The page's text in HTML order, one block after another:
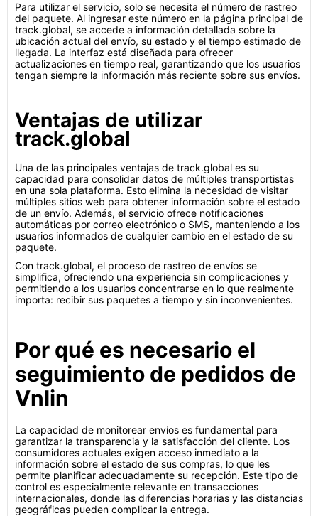
Para utilizar el servicio, solo se necesita el número de rastreo
del paquete. Al ingresar este número en la página principal de
track.global, se accede a información detallada sobre la
ubicación actual del envío, su estado y el tiempo estimado de
llegada. La interfaz está diseñada para ofrecer
actualizaciones en tiempo real, garantizando que los usuarios
tengan siempre la información más reciente sobre sus envíos.
Ventajas de utilizar
track.global
Una de las principales ventajas de track.global es su
capacidad para consolidar datos de múltiples transportistas
en una sola plataforma. Esto elimina la necesidad de visitar
múltiples sitios web para obtener información sobre el estado
de un envío. Además, el servicio ofrece notificaciones
automáticas por correo electrónico o SMS, manteniendo a los
usuarios informados de cualquier cambio en el estado de su
paquete.
Con track.global, el proceso de rastreo de envíos se
simplifica, ofreciendo una experiencia sin complicaciones y
permitiendo a los usuarios concentrarse en lo que realmente
importa: recibir sus paquetes a tiempo y sin inconvenientes.
Por qué es necesario el
seguimiento de pedidos de
Vnlin
La capacidad de monitorear envíos es fundamental para
garantizar la transparencia y la satisfacción del cliente. Los
consumidores actuales exigen acceso inmediato a la
información sobre el estado de sus compras, lo que les
permite planificar adecuadamente su recepción. Este tipo de
control es especialmente relevante en transacciones
internacionales, donde las diferencias horarias y las distancias
geográficas pueden complicar la entrega.